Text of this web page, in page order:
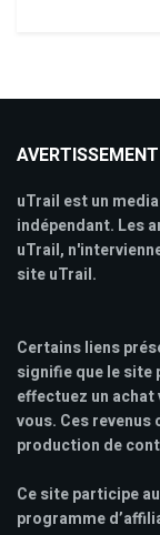
AVERTISSEMENT
uTrail est un
indépendant. Les
uTrail,
site uTrail.
Certains liens
signifie que le site
effectuez un achat
vous. Ces
production de
Ce site participe au
programme